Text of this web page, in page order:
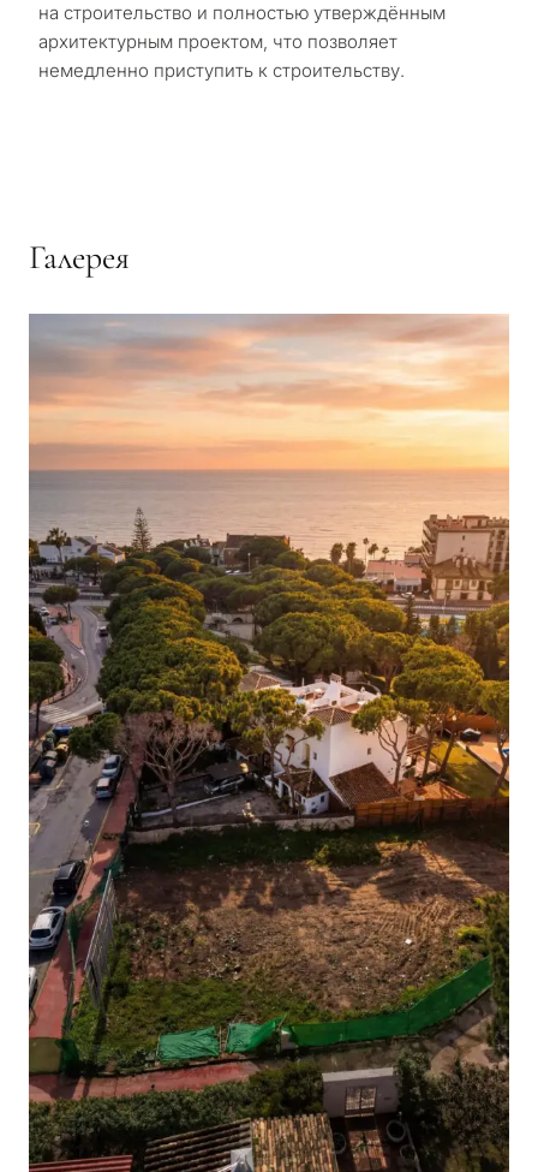
на строительство и полностью утверждённым
архитектурным проектом, что позволяет
немедленно приступить к строительству.
Галерея